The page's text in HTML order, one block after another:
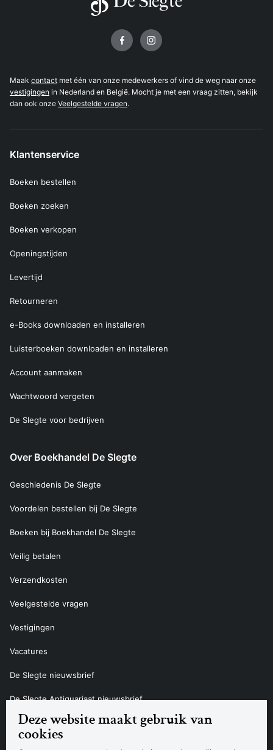
Deze website maakt gebruik van
cookies
Maak contact met één van onze medewerkers of vind de weg naar onze
vestigingen in Nederland en België. Mocht je met een vraag zitten, bekijk
dan ook onze Veelgestelde vragen.
Klantenservice
Boeken bestellen
Boeken zoeken
Boeken verkopen
Openingstijden
Levertijd
Retourneren
e-Books downloaden en installeren
Luisterboeken downloaden en installeren
Account aanmaken
Wachtwoord vergeten
De Slegte voor bedrijven
Over Boekhandel De Slegte
Geschiedenis De Slegte
Voordelen bestellen bij De Slegte
Boeken bij Boekhandel De Slegte
Veilig betalen
Verzendkosten
Veelgestelde vragen
Vestigingen
Vacatures
De Slegte nieuwsbrief
De Slegte Antiquariaat nieuwsbrief
Contact